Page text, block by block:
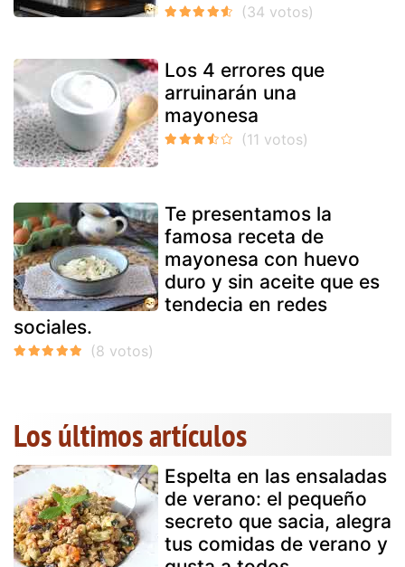
Los 4 errores que
arruinarán una
mayonesa
Te presentamos la
famosa receta de
mayonesa con huevo
duro y sin aceite que es
tendecia en redes
sociales.
Los últimos artículos
Espelta en las ensaladas
de verano: el pequeño
secreto que sacia, alegra
tus comidas de verano y